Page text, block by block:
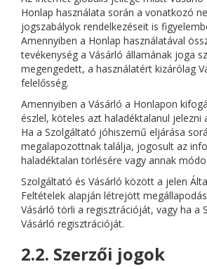
Honlap használata során a vonatkozó
jogszabályok rendelkezéseit is
Amennyiben a Honlap használatával
tevékenység a Vásárló államának joga
megengedett, a használatért kizárólag
felelősség.
Amennyiben a Vásárló a Honlapon
észlel, köteles azt haladéktalanul jelezni
Ha a Szolgáltató jóhiszemű eljárása
megalapozottnak találja, jogosult az
haladéktalan törlésére vagy annak
Szolgáltató és Vásárló között a jelen
Feltételek alapján létrejött
Vásárló törli a regisztrációját, vagy ha a
Vásárló regisztrációját.
2.2. Szerzői jogok